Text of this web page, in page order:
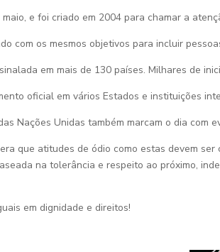
e foi criado em 2004 para chamar a
com os mesmos objetivos para incluir
em mais de 130 países. Milhares de
oficial em vários Estados e instituições
Nações Unidas também marcam o dia com
que atitudes de ódio como estas devem
na tolerância e respeito ao próximo,
em dignidade e direitos!